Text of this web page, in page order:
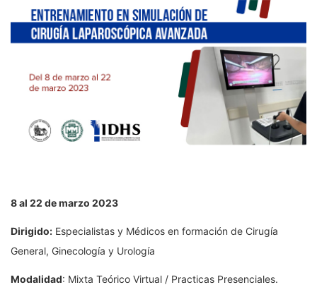
8 al 22 de marzo 2023
Dirigido: Especialistas y Médicos en formación de Cirugía
General, Ginecología y Urología
Modalidad: Mixta Teórico Virtual / Practicas Presenciales.